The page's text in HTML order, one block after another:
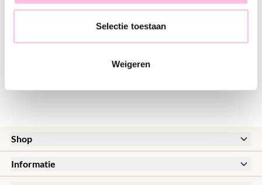
Selectie toestaan
Weigeren
RVS brede creolen met vis, tube en strings - groen/lila
€ 21,95€ 18,95
Shop
New
Sale
Informatie
Meestgestelde vragen